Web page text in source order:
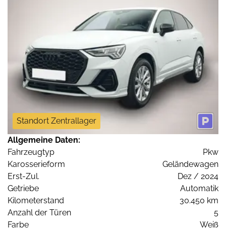
Standort Zentrallager
Allgemeine Daten:
Fahrzeugtyp
Pkw
Karosserieform
Geländewagen
Erst-Zul.
Dez / 2024
Getriebe
Automatik
Kilometerstand
30.450 km
Anzahl der Türen
5
Farbe
Weiß